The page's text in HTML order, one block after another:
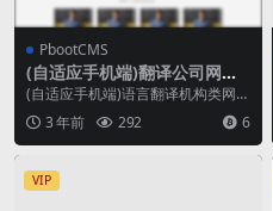
PbootCMS
(自适应手机端)翻译公司网站
源码 语言翻译机构类网站pbo
otcms模板
(自适应手机端)语言翻译机构类网站
pbootcms模板 翻译公司网站源码
下载 P...
3 年前 292 6
VIP